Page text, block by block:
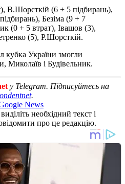
В.Шорсткій (6 + 5 підбирань),
Безіма (9 + 7
(0 + 5 втрат), Івашов (3),
(5), Р.Шорсткій.
кубка України змогли
Миколаїв і Будівельник.
у Telegram. Підписуйтесь на
.
News
необхідний текст і
про це редакцію.